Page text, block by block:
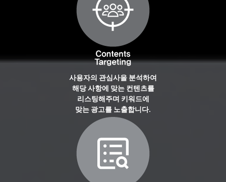
사용자의 관심사을 분석하여
해당 사항에 맞는 컨텐츠를
리스팅해주며 키워드에
맞는 광고를 노출합니다.